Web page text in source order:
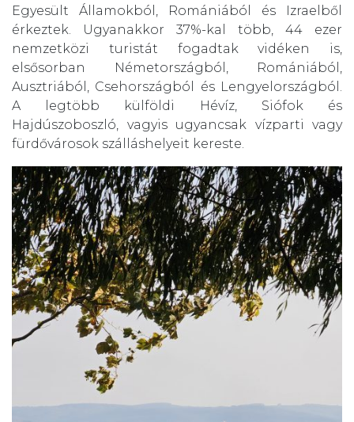
Egyesült Államokból, Romániából és Izraelből
érkeztek. Ugyanakkor 37%-kal több, 44 ezer
nemzetközi turistát fogadtak vidéken is,
elsősorban Németországból, Romániából,
Ausztriából, Csehországból és Lengyelországból.
A legtöbb külföldi Hévíz, Siófok és
Hajdúszoboszló, vagyis ugyancsak vízparti vagy
fürdővárosok szálláshelyeit kereste.